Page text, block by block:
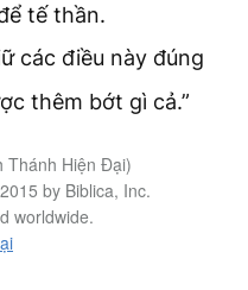
tế thần.
các điều này đúng
thêm bớt gì cả.”
Thánh Hiện Đại)
by Biblica, Inc.
worldwide.